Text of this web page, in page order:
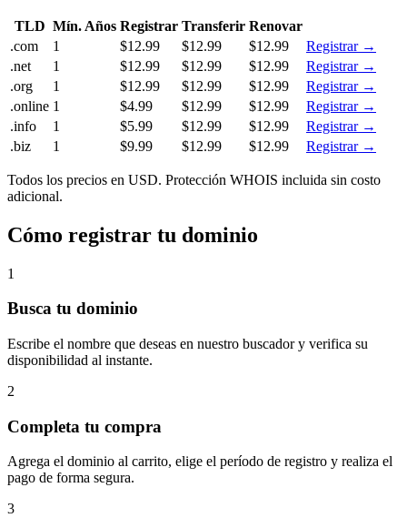
TLD Mín. Años Registrar Transferir Renovar
.com
1 $12.99 $12.99 $12.99
Registrar →
.net
1 $12.99 $12.99 $12.99
Registrar →
.org
1 $12.99 $12.99 $12.99
Registrar →
.online 1 $4.99 $12.99 $12.99
Registrar →
.info
1 $5.99 $12.99 $12.99
Registrar →
.biz
1 $9.99 $12.99 $12.99 Registrar →
Todos los precios en USD. Protección WHOIS incluida sin costo
adicional.
Cómo registrar tu dominio
1
Busca tu dominio
Escribe el nombre que deseas en nuestro buscador y verifica su
disponibilidad al instante.
2
Completa tu compra
Agrega el dominio al carrito, elige el período de registro y realiza el
pago de forma segura.
3